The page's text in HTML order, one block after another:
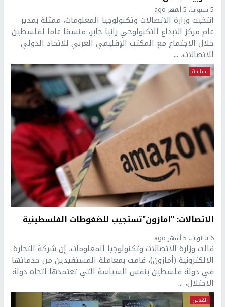
5 سنوات، 5 أشهر ago
انتخبت وزارة الاتصالات وتكنولوجيا المعلومات، ممثلة بمدير
عام مركز الابداع التكنولوجي رانيا جابر، منسقا عاما لفلسطين
خلال الاجتماع مع المكتب الإقليمي العربي للاتحاد الدولي
للاتصالات، ...
سياسة
الاتصالات: "امازون"تستجيب للضغوطات الفلسطينية
6 سنوات، 5 أشهر ago
قالت وزارة الاتصالات وتكنولوجيا المعلومات، إن شركة التجارة
الالكترونية (أمازون)، قامت بمعاملة المستفيدين من خدماتها
في دولة فلسطين بنفس السياسة التي تعتمدها اتجاه دولة
الاحتلال، ...
القدس